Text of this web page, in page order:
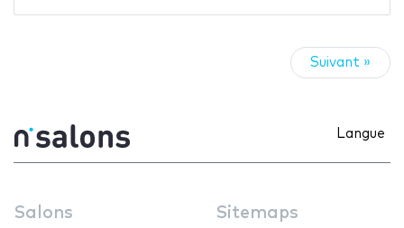
Suivant »
Langue
Salons Sitemaps